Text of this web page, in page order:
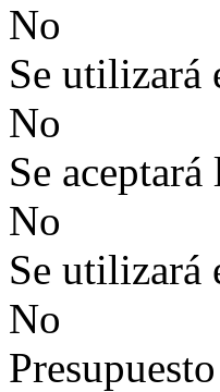
No
Se utilizará
No
Se
No
Se utilizará
No